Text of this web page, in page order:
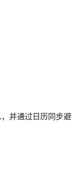
并通过日历同步避